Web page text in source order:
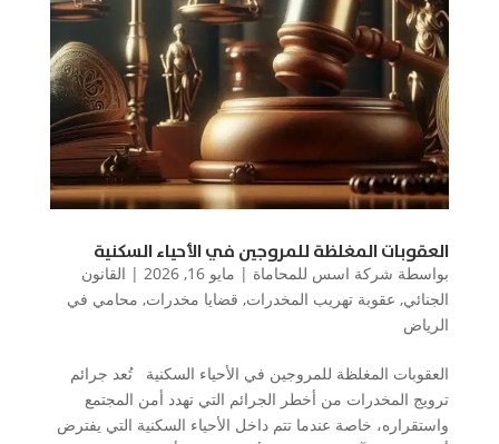
العقوبات المغلظة للمروجين في الأحياء السكنية
بواسطة شركة اسس للمحاماة | مايو 16, 2026 | القانون
الجنائي, عقوبة تهريب المخدرات, قضايا مخدرات, محامي في
الرياض
العقوبات المغلظة للمروجين في الأحياء السكنية تُعد جرائم
ترويج المخدرات من أخطر الجرائم التي تهدد أمن المجتمع
واستقراره، خاصة عندما تتم داخل الأحياء السكنية التي يفترض